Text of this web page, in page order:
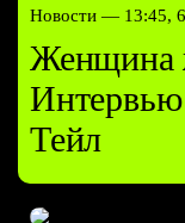
Новости — 13:45,
Женщина
Интервью
Тейл